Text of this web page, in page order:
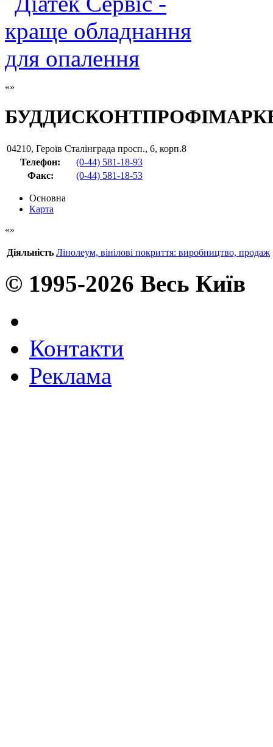
04210, Героїв Сталінграда просп., 6, корп.8
Телефон:
(0-44) 581-18-93
Факс: (0-44) 581-18-53
Основна
Карта
Діяльність Лінолеум, вінілові покриття: виробництво, продаж
© 1995-2026 Весь Київ
Контакти
Реклама